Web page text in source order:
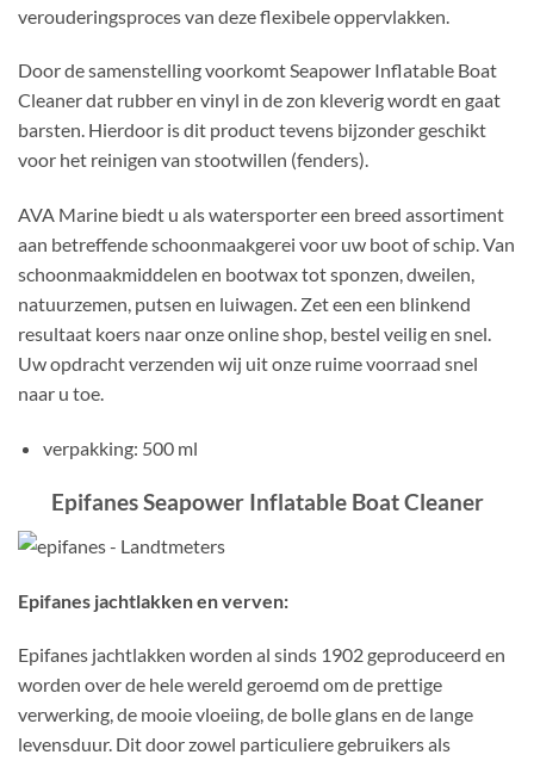
verouderingsproces van deze flexibele oppervlakken.
Door de samenstelling voorkomt Seapower Inflatable Boat
Cleaner dat rubber en vinyl in de zon kleverig wordt en gaat
barsten. Hierdoor is dit product tevens bijzonder geschikt
voor het reinigen van stootwillen (fenders).
AVA Marine biedt u als watersporter een breed assortiment
aan betreffende schoonmaakgerei voor uw boot of schip. Van
schoonmaakmiddelen en bootwax tot sponzen, dweilen,
natuurzemen, putsen en luiwagen. Zet een een blinkend
resultaat koers naar onze online shop, bestel veilig en snel.
Uw opdracht verzenden wij uit onze ruime voorraad snel
naar u toe.
verpakking: 500 ml
Epifanes Seapower Inflatable Boat Cleaner
Epifanes jachtlakken en verven:
Epifanes jachtlakken worden al sinds 1902 geproduceerd en
worden over de hele wereld geroemd om de prettige
verwerking, de mooie vloeiing, de bolle glans en de lange
levensduur. Dit door zowel particuliere gebruikers als